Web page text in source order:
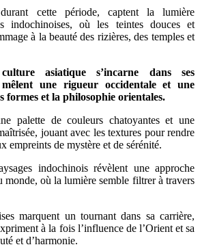
cette période, captent la lumière
indochinoises, où les teintes douces et
à la beauté des rizières, des temples et
asiatique s’incarne dans ses
une rigueur occidentale et une
formes et la philosophie orientales.
palette de couleurs chatoyantes et une
jouant avec les textures pour rendre
empreints de mystère et de sérénité.
indochinois révèlent une approche
monde, où la lumière semble filtrer à travers
marquent un tournant dans sa carrière,
à la fois l’influence de l’Orient et sa
et d’harmonie.